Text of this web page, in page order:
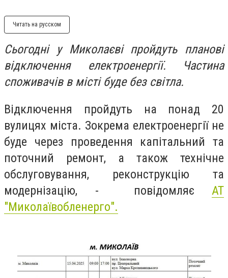
Читать на русском
Сьогодні у Миколаєві пройдуть планові
відключення електроенергії. Частина
споживачів в місті буде без світла.
Відключення пройдуть на понад 20
вулицях міста. Зокрема електроенергії не
буде через проведення капітальний та
поточний ремонт, а також технічне
обслуговування, реконструкцію та
модернізацію, - повідомляє АТ
"Миколаївобленерго".